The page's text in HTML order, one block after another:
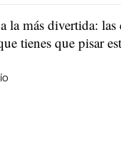
la más divertida: las
tienes que pisar